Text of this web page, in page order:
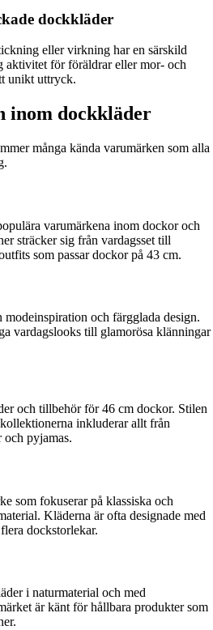
dockkläder
eller virkning har en särskild
aktivitet för föräldrar eller mor- och
unikt uttryck.
inom dockkläder
många kända varumärken som alla
varumärkena inom dockor och
sträcker sig från vardagsset till
som passar dockor på 43 cm.
och färgglada design.
vardagslooks till glamorösa klänningar
och tillbehör för 46 cm dockor. Stilen
inkluderar allt från
pyjamas.
som fokuserar på klassiska och
Kläderna är ofta designade med
dockstorlekar.
i naturmaterial och med
är känt för hållbara produkter som